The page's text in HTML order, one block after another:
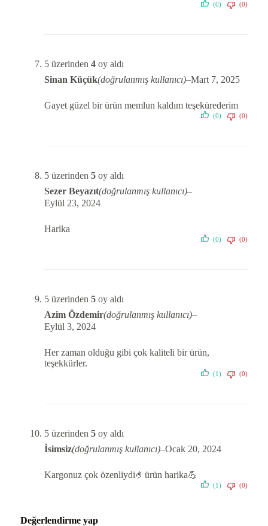
(0) (0)
5 üzerinden 4oy aldı
Sinan Küçük(doğrulanmış kullanıcı)–Mart 7, 2025
Gayet güzel bir ürün memlun kaldım teşekürederim
(0) (0)
5 üzerinden 5oy aldı
Sezer Beyazıt(doğrulanmış kullanıcı)–
Eylül 23, 2024
Harika
(0) (0)
5 üzerinden 5oy aldı
Azim Özdemir(doğrulanmış kullanıcı)–
Eylül 3, 2024
Her zaman olduğu gibi çok kaliteli bir ürün,
teşekkürler.
(1) (0)
5 üzerinden 5oy aldı
İsimsiz(doğrulanmış kullanıcı)–Ocak 20, 2024
Kargonuz çok özenliydi🤌ürün harika💪
(1) (0)
Değerlendirme yap